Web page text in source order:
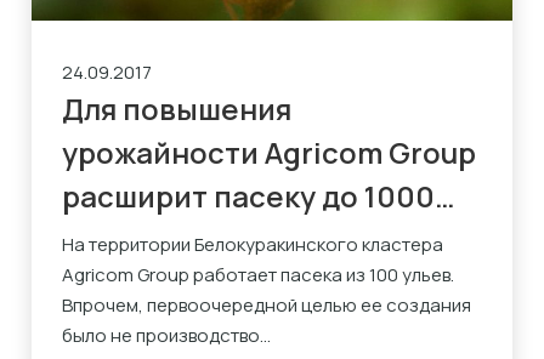
24.09.2017
Для повышения
урожайности Agricom Group
расширит пасеку до 1000
ульев
На территории Белокуракинского кластера
Agricom Group работает пасека из 100 ульев.
Впрочем, первоочередной целью ее создания
было не производство...